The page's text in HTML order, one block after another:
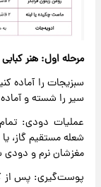
مرحله اول: هنر
سبزیجات را آماده
سیر را شسته و
عملیات دودی:
شعله مستقیم گاز،
مغزشان نرم و
پوست‌گیری: پس از